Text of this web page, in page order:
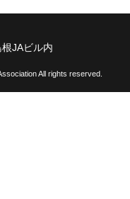
JAビル内
All rights reserved.